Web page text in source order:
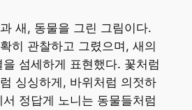
새, 동물을 그린 그림이다.
히 관찰하고 그렸으며, 새의
섬세하게 표현했다. 꽃처럼
싱싱하게, 바위처럼 의젓하
정답게 노니는 동물들처럼